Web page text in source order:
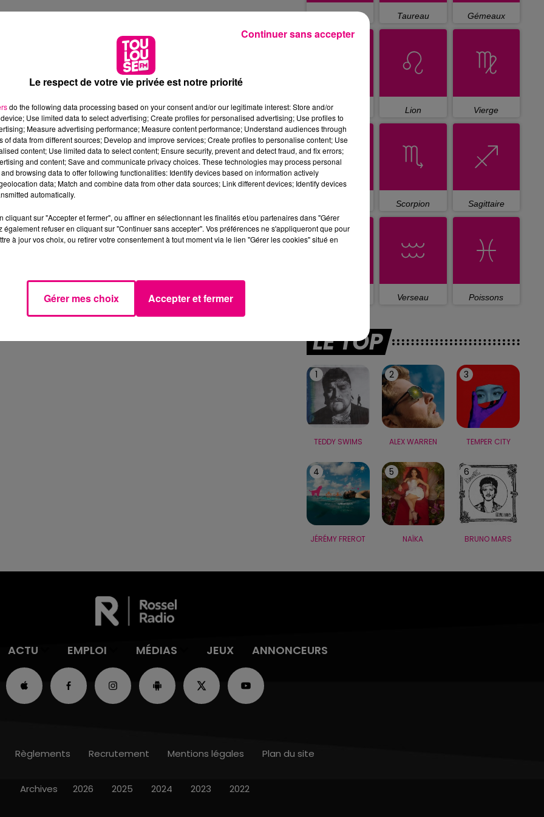
Taureau Gémeaux
Cancer Lion Vierge
Scorpion Sagittaire
Verseau Poissons
LE TOP
1
TEDDY SWIMS
2
ALEX WARREN
3
TEMPER CITY
4
JÉRÉMY FREROT
5
NAÏKA
6
BRUNO MARS
ACTU EMPLOI MÉDIAS JEUX ANNONCEURS
Règlements Recrutement Mentions légales Plan du site
Archives 2026 2025 2024 2023 2022
Le respect de votre vie privée est notre priorité
do the following data processing based on your consent and/or our legitimate interest: Store and/or
Use limited data to select advertising; Create profiles for personalised advertising; Use profiles to
Measure advertising performance; Measure content performance; Understand audiences through
of data from different sources; Develop and improve services; Create profiles to personalise content; Use
content; Use limited data to select content; Ensure security, prevent and detect fraud, and fix errors;
and content; Save and communicate privacy choices. These technologies may process personal
browsing data to offer following functionalities: Identify devices based on information actively
data; Match and combine data from other data sources; Link different devices; Identify devices
automatically.
cliquant sur "Accepter et fermer", ou affiner en sélectionnant les finalités et/ou partenaires dans "Gérer
également refuser en cliquant sur "Continuer sans accepter". Vos préférences ne s'appliqueront que pour
à jour vos choix, ou retirer votre consentement à tout moment via le lien "Gérer les cookies" situé en
Gérer mes choix Accepter et fermer
Continuer sans accepter